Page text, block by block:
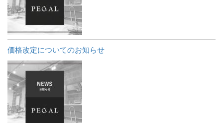
価格改定についてのお知らせ